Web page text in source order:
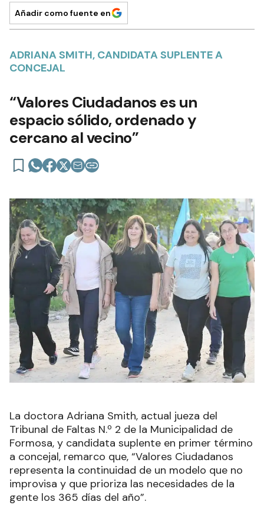
Añadir como fuente en
ADRIANA SMITH, CANDIDATA SUPLENTE A
CONCEJAL
“Valores Ciudadanos es un
espacio sólido, ordenado y
cercano al vecino”
La doctora Adriana Smith, actual jueza del
Tribunal de Faltas N.º 2 de la Municipalidad de
Formosa, y candidata suplente en primer término
a concejal, remarco que, “Valores Ciudadanos
representa la continuidad de un modelo que no
improvisa y que prioriza las necesidades de la
gente los 365 días del año”.